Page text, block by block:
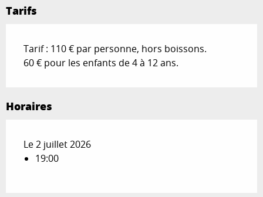
Tarifs
Tarif : 110 € par personne, hors boissons.
60 € pour les enfants de 4 à 12 ans.
Horaires
Le 2 juillet 2026
19:00